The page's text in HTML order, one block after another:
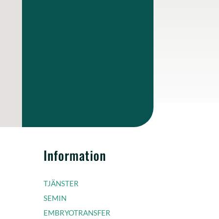
Information
TJÄNSTER
SEMIN
EMBRYOTRANSFER